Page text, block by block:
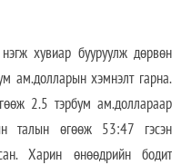
хувиар бууруулж дөрвөн
ам.долларын хэмнэлт гарна.
2.5 тэрбум ам.доллараар
талын өгөөж 53:47 гэсэн
Харин өнөөдрийн бодит